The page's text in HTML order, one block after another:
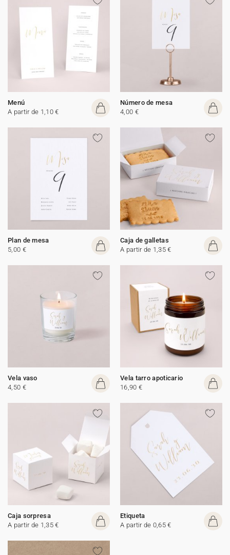
Menú
A partir de 1,10 €
Número de mesa
4,00 €
Plan de mesa
5,00 €
Caja de galletas
A partir de 1,35 €
Vela vaso
4,50 €
Vela tarro apoticario
16,90 €
Caja sorpresa
A partir de 1,35 €
Etiqueta
A partir de 0,65 €